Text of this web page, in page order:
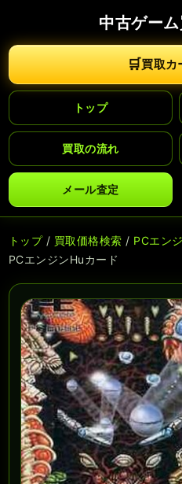
中古ゲー
🛒買取カ
トップ
買取の流れ
メール査定
トップ/ 買取価格検索 / PCエン
PCエンジンHuカード